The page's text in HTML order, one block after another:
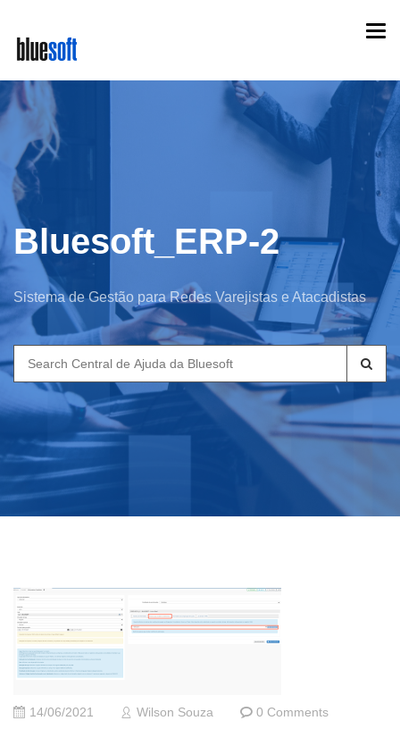
main
content
Bluesoft_ERP-2
Sistema de Gestão para Redes Varejistas e Atacadistas
Search
for:
14/06/2021 Wilson Souza 0 Comments